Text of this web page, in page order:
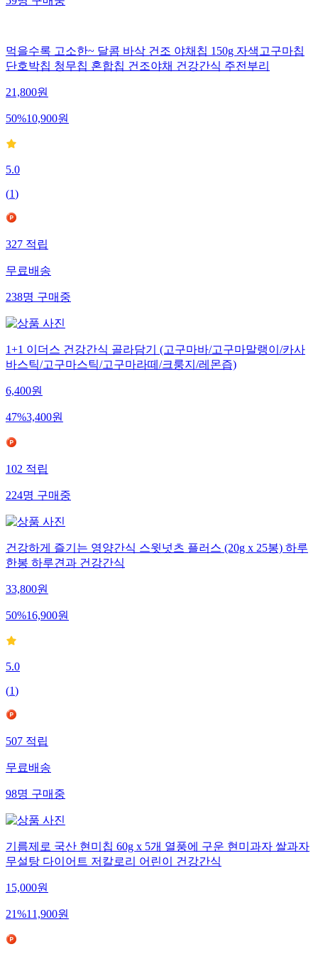
59명구매중
먹을수록 고소한~ 달콤 바삭 건조 야채칩 150g 자색고구마칩
단호박칩 청무칩 혼합칩 건조야채 건강간식 주전부리
21,800원
50%10,900원
5.0
(1)
327적립
무료배송
238명구매중
1+1 이더스 건강간식 골라담기 (고구마바/고구마말랭이/카사
바스틱/고구마스틱/고구마라떼/크룽지/레몬즙)
6,400원
47%3,400원
102적립
224명구매중
건강하게 즐기는 영양간식 스윗넛츠 플러스 (20g x 25봉) 하루
한봉 하루견과 건강간식
33,800원
50%16,900원
5.0
(1)
507적립
무료배송
98명구매중
기름제로 국산 현미칩 60g x 5개 열풍에 구운 현미과자 쌀과자
무설탕 다이어트 저칼로리 어린이 건강간식
15,000원
21%11,900원